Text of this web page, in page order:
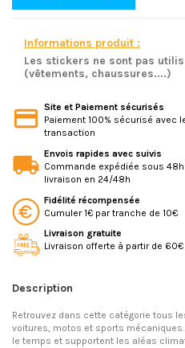
Informations produit :
Les stickers ne sont pas
(vêtements, chaussures....)
Site et Paiement sécurisés
Paiement 100% sécurisé avec
transaction
Envois rapides avec suivis
Commande expédiée sous
livraison en 24/48h
Fidélité récompensée
Cumuler 1€ par tranche de 10€
Livraison gratuite
Livraison offerte à partir de
Description
Retrouvez dans cette catégorie tous
voitures, motos et sports
le temps et supportent les aléas